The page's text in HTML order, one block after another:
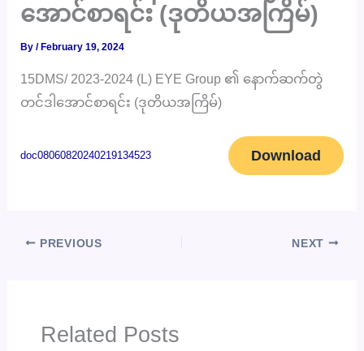
အောင်စာရင်း (ဒုတိယအကြိမ်)
By/ February 19, 2024
15DMS/ 2023-2024 (L) EYE Group ၏ နောက်ဆက်တွဲ
တင်ဒါအောင်စာရင်း (ဒုတိယအကြိမ်)
doc08060820240219134523 Download
PREVIOUS NEXT
Related Posts